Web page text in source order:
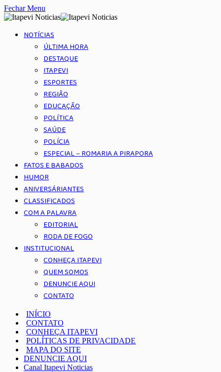
Fechar Menu
NOTÍCIAS
ÚLTIMA HORA
DESTAQUE
ITAPEVI
ESPORTES
REGIÃO
EDUCAÇÃO
POLÍTICA
SAÚDE
POLÍCIA
ESPECIAL – ROMARIA A PIRAPORA
FATOS E BABADOS
HUMOR
ANIVERSÁRIANTES
CLASSIFICADOS
COM A PALAVRA
EDITORIAL
RODA DE FOGO
INSTITUCIONAL
CONHEÇA ITAPEVI
QUEM SOMOS
DENUNCIE AQUI
CONTATO
INÍCIO
CONTATO
CONHEÇA ITAPEVI
POLÍTICAS DE PRIVACIDADE
MAPA DO SITE
DENUNCIE AQUI
Canal Itapevi Noticias